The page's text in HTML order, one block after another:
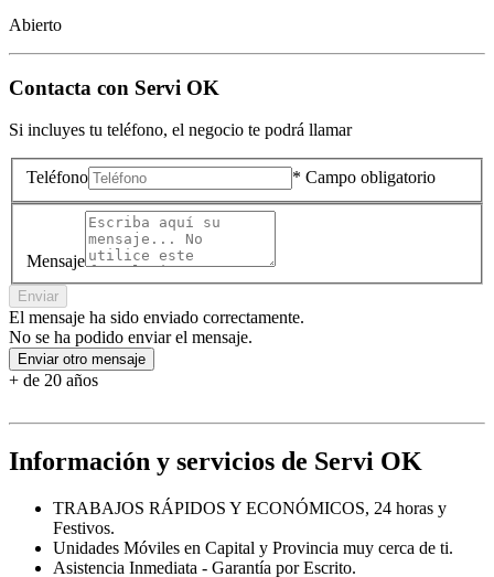
Abierto
Contacta con Servi OK
Si incluyes tu teléfono, el negocio te podrá llamar
Teléfono * Campo obligatorio
Mensaje
Enviar
El mensaje ha sido enviado correctamente.
No se ha podido enviar el mensaje.
Enviar otro mensaje
+ de 20 años
Información y servicios de Servi OK
TRABAJOS RÁPIDOS Y ECONÓMICOS, 24 horas y
Festivos.
Unidades Móviles en Capital y Provincia muy cerca de ti.
Asistencia Inmediata - Garantía por Escrito.